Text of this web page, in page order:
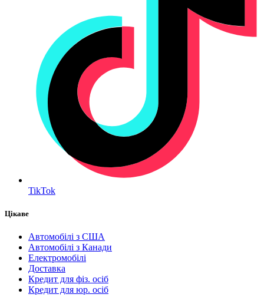
TikTok
Цікаве
Автомобілі з США
Автомобілі з Канади
Електромобілі
Доставка
Кредит для фіз. осіб
Кредит для юр. осіб